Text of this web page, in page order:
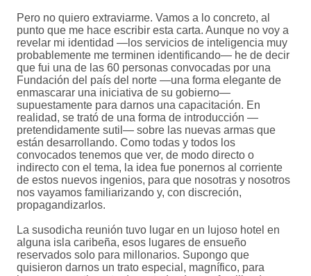
Pero no quiero extraviarme. Vamos a lo concreto, al
punto que me hace escribir esta carta. Aunque no voy a
revelar mi identidad —los servicios de inteligencia muy
probablemente me terminen identificando— he de decir
que fui una de las 60 personas convocadas por una
Fundación del país del norte —una forma elegante de
enmascarar una iniciativa de su gobierno—
supuestamente para darnos una capacitación. En
realidad, se trató de una forma de introducción —
pretendidamente sutil— sobre las nuevas armas que
están desarrollando. Como todas y todos los
convocados tenemos que ver, de modo directo o
indirecto con el tema, la idea fue ponernos al corriente
de estos nuevos ingenios, para que nosotras y nosotros
nos vayamos familiarizando y, con discreción,
propagandizarlos.
La susodicha reunión tuvo lugar en un lujoso hotel en
alguna isla caribeña, esos lugares de ensueño
reservados solo para millonarios. Supongo que
quisieron darnos un trato especial, magnífico, para